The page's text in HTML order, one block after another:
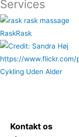
Services
RaskRask
Cykling Uden Alder
Kontakt os